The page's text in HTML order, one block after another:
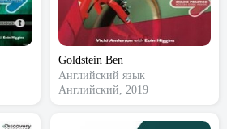
Goldstein Ben
Английский язык
Английский, 2019